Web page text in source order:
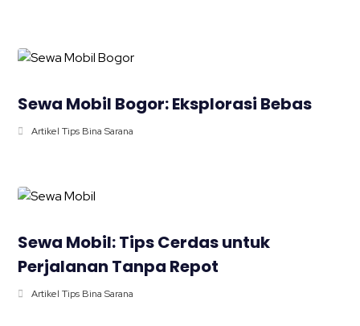
Sewa Mobil Bogor: Eksplorasi Bebas
Artikel Tips Bina Sarana
Sewa Mobil: Tips Cerdas untuk
Perjalanan Tanpa Repot
Artikel Tips Bina Sarana